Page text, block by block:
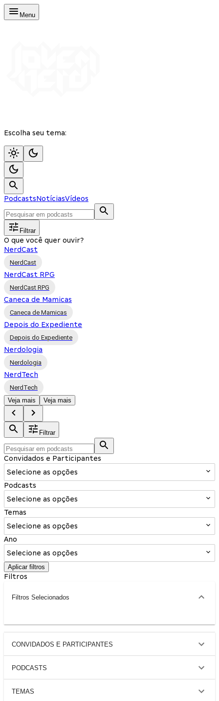
Menu
Escolha seu tema:
PodcastsNotíciasVídeos
Filtrar
O que você quer ouvir?
NerdCast
NerdCast
NerdCast RPG
NerdCast RPG
Caneca de Mamicas
Caneca de Mamicas
Depois do Expediente
Depois do Expediente
Nerdologia
Nerdologia
NerdTech
NerdTech
Veja mais
Veja mais
Filtrar
Convidados e Participantes
Selecione as opções
Podcasts
Selecione as opções
Temas
Selecione as opções
Ano
Selecione as opções
Aplicar filtros
Filtros
Filtros Selecionados
CONVIDADOS E PARTICIPANTES
PODCASTS
TEMAS